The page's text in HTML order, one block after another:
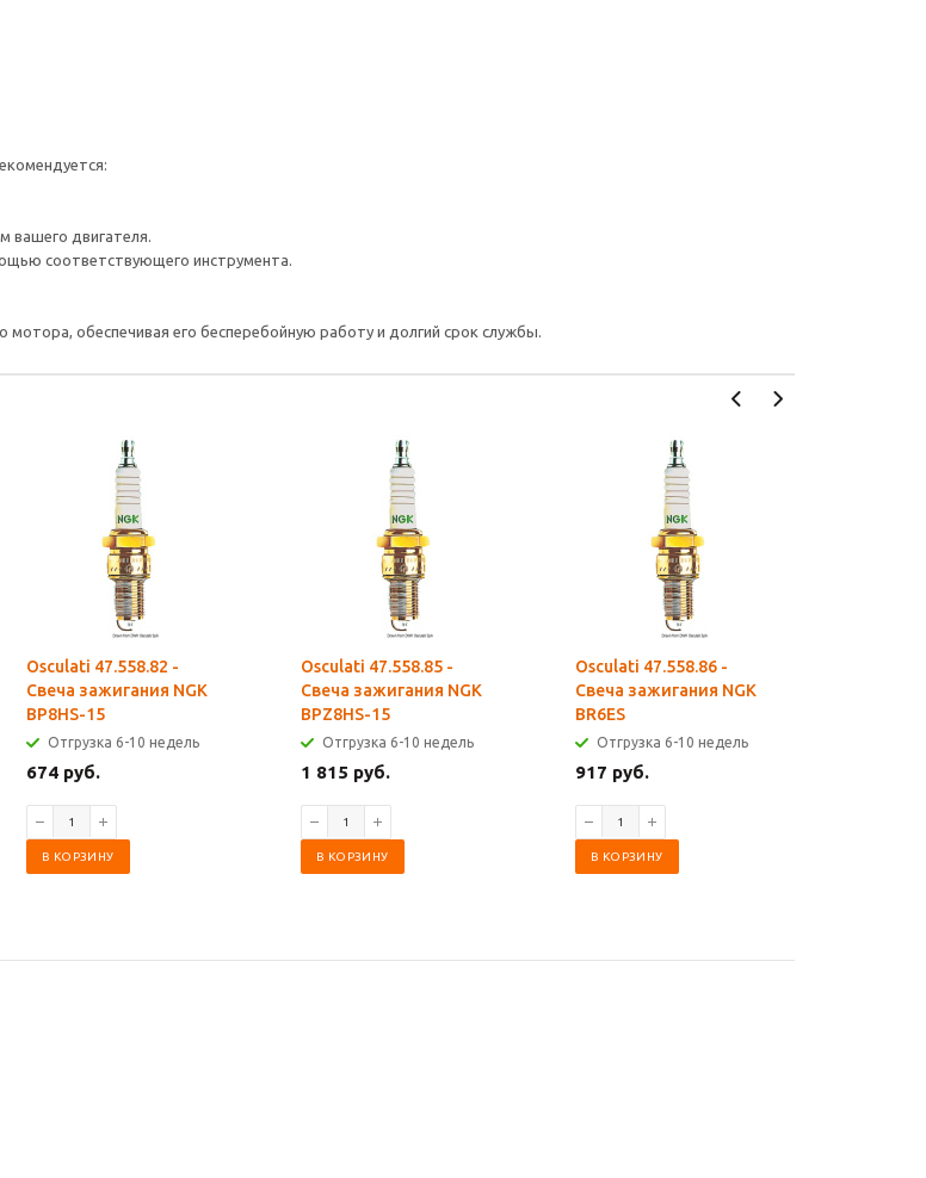
вашего двигателя.
соответствующего инструмента.
обеспечивая его бесперебойную работу и долгий срок службы.
Osculati 47.558.82 -
Свеча зажигания NGK
BP8HS-15
Отгрузка 6-10 недель
674 руб.
В КОРЗИНУ
Osculati 47.558.85 -
Свеча зажигания NGK
BPZ8HS-15
Отгрузка 6-10 недель
1 815 руб.
В КОРЗИНУ
Osculati 47.558.86 -
Свеча зажигания NGK
BR6ES
Отгрузка 6-10 недель
917 руб.
В КОРЗИНУ